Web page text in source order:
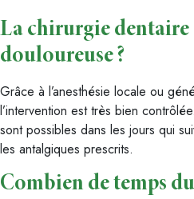
La chirurgie dentaire
douloureuse ?
Grâce à l’anesthésie locale ou
l’intervention est très bien
sont possibles dans les jours qui
les antalgiques prescrits.
Combien de temps